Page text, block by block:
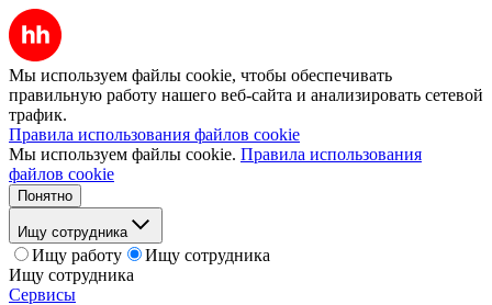
Мы используем файлы cookie, чтобы обеспечивать
правильную работу нашего веб-сайта и анализировать сетевой
трафик.
Правила использования файлов cookie
Мы используем файлы cookie. Правила использования
файлов cookie
Понятно
Ищу сотрудника
Ищу работу
Ищу сотрудника
Ищу сотрудника
Сервисы